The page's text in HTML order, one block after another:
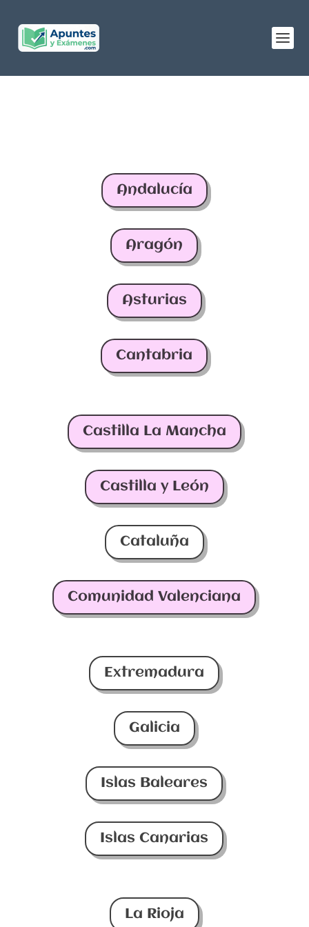
Andalucía
Aragón
Asturias
Cantabria
Castilla La Mancha
Castilla y León
Cataluña
Comunidad Valenciana
Extremadura
Galicia
Islas Baleares
Islas Canarias
La Rioja